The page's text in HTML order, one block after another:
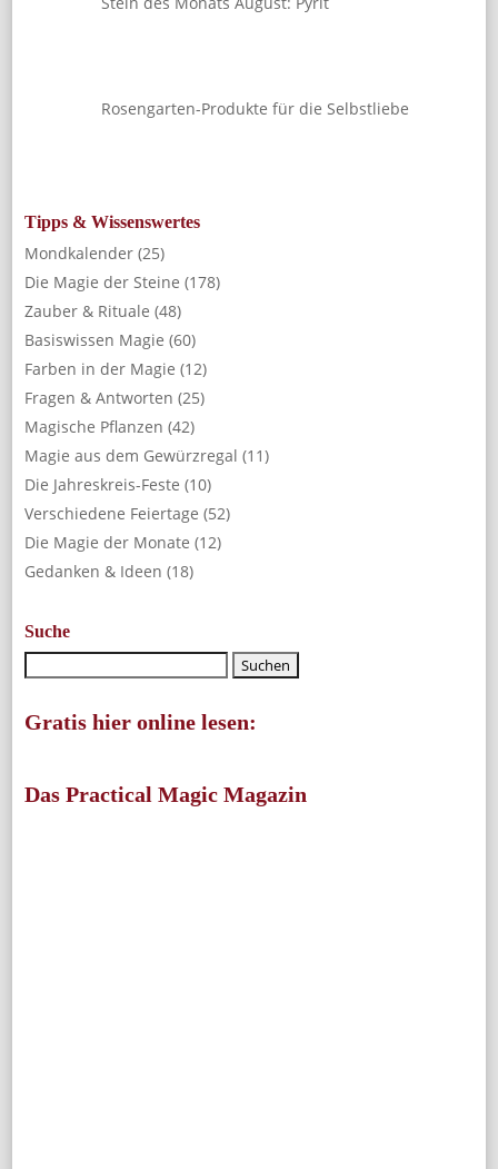
Rosengarten-Produkte für die Selbstliebe
Tipps & Wissenswertes
Mondkalender(25)
Die Magie der Steine (178)
Zauber & Rituale (48)
Basiswissen Magie (60)
Farben in der Magie (12)
Fragen & Antworten (25)
Magische Pflanzen (42)
Magie aus dem Gewürzregal (11)
Die Jahreskreis-Feste (10)
Verschiedene Feiertage (52)
Die Magie der Monate (12)
Gedanken & Ideen (18)
Suche
Gratis hier online lesen:
Das Practical Magic Magazin